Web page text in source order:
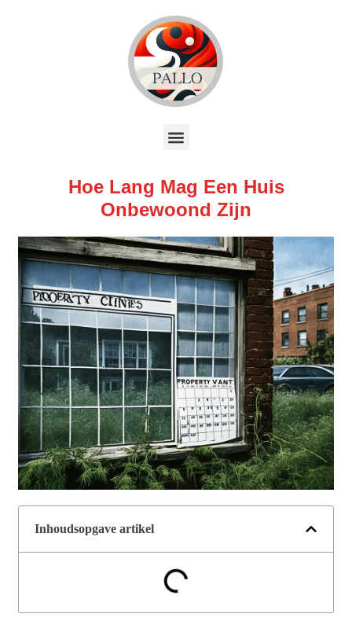
Hoe Lang Mag Een Huis
Onbewoond Zijn
Inhoudsopgave artikel